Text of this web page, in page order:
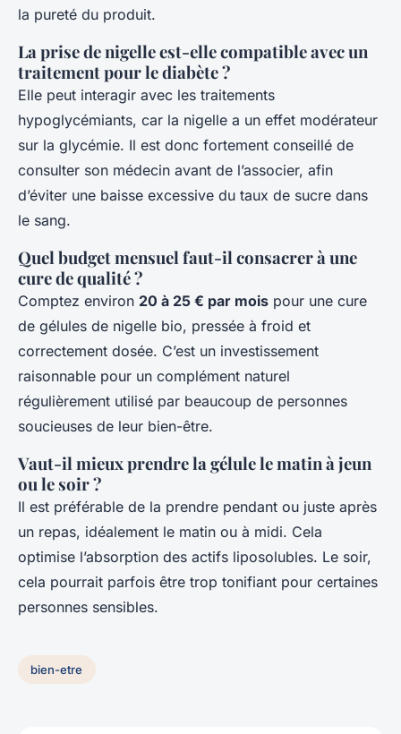
la pureté du produit.
La prise de nigelle est-elle compatible avec un
traitement pour le diabète ?
Elle peut interagir avec les traitements
hypoglycémiants, car la nigelle a un effet modérateur
sur la glycémie. Il est donc fortement conseillé de
consulter son médecin avant de l’associer, afin
d’éviter une baisse excessive du taux de sucre dans
le sang.
Quel budget mensuel faut-il consacrer à une
cure de qualité ?
Comptez environ 20 à 25 € par mois pour une cure
de gélules de nigelle bio, pressée à froid et
correctement dosée. C’est un investissement
raisonnable pour un complément naturel
régulièrement utilisé par beaucoup de personnes
soucieuses de leur bien-être.
Vaut-il mieux prendre la gélule le matin à jeun
ou le soir ?
Il est préférable de la prendre pendant ou juste après
un repas, idéalement le matin ou à midi. Cela
optimise l’absorption des actifs liposolubles. Le soir,
cela pourrait parfois être trop tonifiant pour certaines
personnes sensibles.
bien-etre